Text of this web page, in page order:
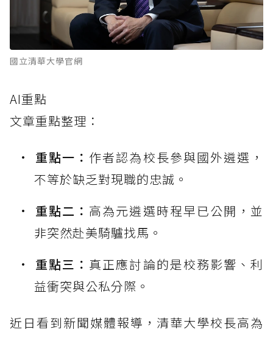
國立清華大學官網
AI重點
文章重點整理：
重點一： 作者認為校長參與國外遴選，
不等於缺乏對現職的忠誠。
重點二： 高為元遴選時程早已公開，並
非突然赴美騎驢找馬。
重點三： 真正應討論的是校務影響、利
益衝突與公私分際。
近日看到新聞媒體報導，清華大學校長高為